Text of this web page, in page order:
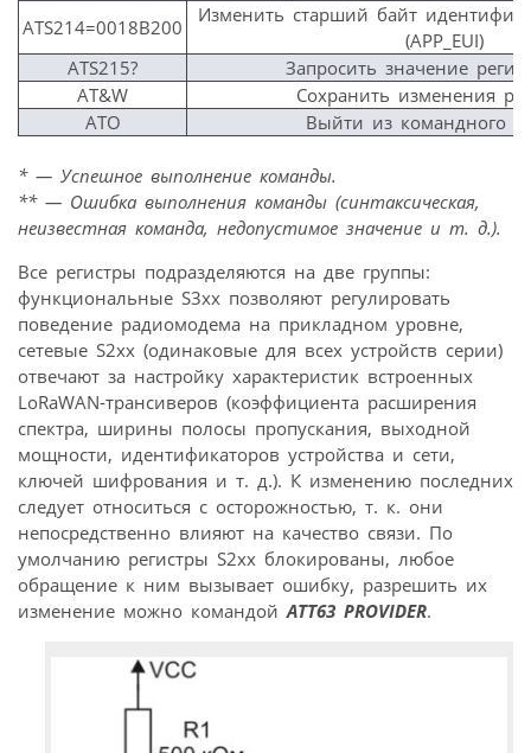
ATS214=0018B200
Изменить старший байт
(APP_EUI)
ATS215?
Запросить значение
AT&W
Сохранить изменения
ATO
Выйти из командного
* — Успешное выполнение команды.
** — Ошибка выполнения команды (синтаксическая,
неизвестная команда, недопустимое значение и т. д.).
Все регистры подразделяются на две группы:
функциональные S3xx позволяют регулировать
поведение радиомодема на прикладном уровне,
сетевые S2xx (одинаковые для всех устройств серии)
отвечают за настройку характеристик встроенных
LoRaWAN-трансиверов (коэффициента расширения
спектра, ширины полосы пропускания, выходной
мощности, идентификаторов устройства и сети,
ключей шифрования и т. д.). К изменению последних
следует относиться с осторожностью, т. к. они
непосредственно влияют на качество связи. По
умолчанию регистры S2xx блокированы, любое
обращение к ним вызывает ошибку, разрешить их
изменение можно командойATT63 PROVIDER.